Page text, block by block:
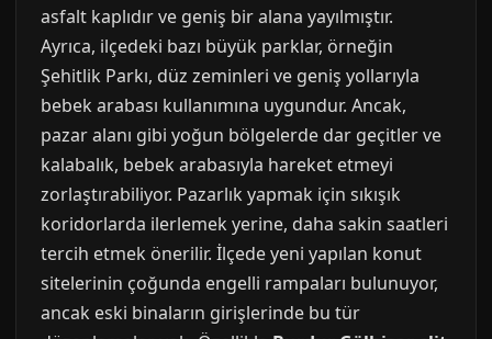
asfalt kaplıdır ve geniş bir alana yayılmıştır.
Ayrıca, ilçedeki bazı büyük parklar, örneğin
Şehitlik Parkı, düz zeminleri ve geniş yollarıyla
bebek arabası kullanımına uygundur. Ancak,
pazar alanı gibi yoğun bölgelerde dar geçitler ve
kalabalık, bebek arabasıyla hareket etmeyi
zorlaştırabiliyor. Pazarlık yapmak için sıkışık
koridorlarda ilerlemek yerine, daha sakin saatleri
tercih etmek önerilir. İlçede yeni yapılan konut
sitelerinin çoğunda engelli rampaları bulunuyor,
ancak eski binaların girişlerinde bu tür